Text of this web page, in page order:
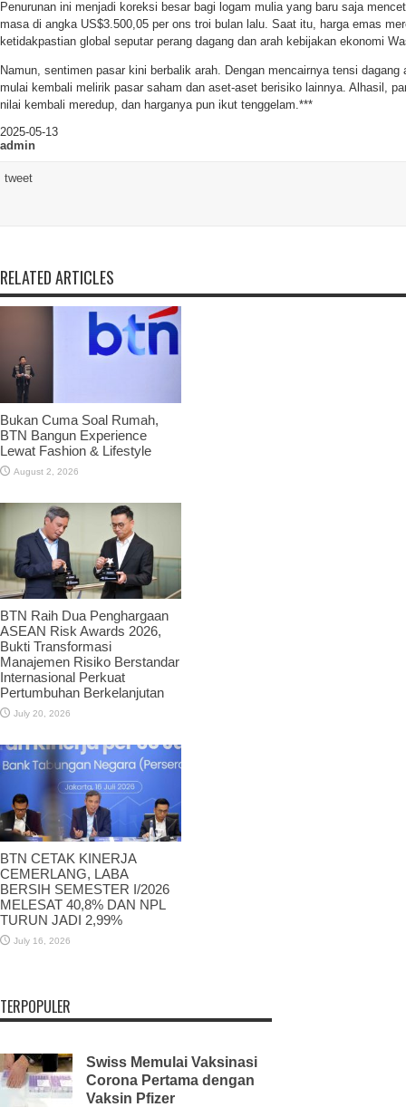
Penurunan ini menjadi koreksi besar bagi logam mulia yang baru saja
masa di angka US$3.500,05 per ons troi bulan lalu. Saat itu, harga emas
ketidakpastian global seputar perang dagang dan arah kebijakan ekonomi
Namun, sentimen pasar kini berbalik arah. Dengan mencairnya tensi
mulai kembali melirik pasar saham dan aset-aset berisiko lainnya. Alhasil,
nilai kembali meredup, dan harganya pun ikut tenggelam.***
2025-05-13
admin
tweet
RELATED ARTICLES
Bukan Cuma Soal Rumah,
BTN Bangun Experience
Lewat Fashion & Lifestyle
August 2, 2026
BTN Raih Dua Penghargaan
ASEAN Risk Awards 2026,
Bukti Transformasi
Manajemen Risiko Berstandar
Internasional Perkuat
Pertumbuhan Berkelanjutan
July 20, 2026
BTN CETAK KINERJA
CEMERLANG, LABA
BERSIH SEMESTER I/2026
MELESAT 40,8% DAN NPL
TURUN JADI 2,99%
July 16, 2026
TERPOPULER
Swiss Memulai Vaksinasi
Corona Pertama dengan
Vaksin Pfizer